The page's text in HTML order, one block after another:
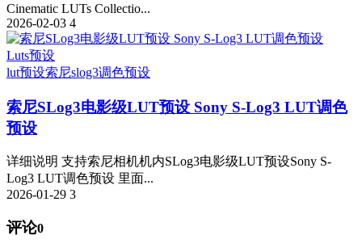
Cinematic LUTs Collectio...
2026-02-03 4
Luts预设
lut预设索尼slog3调色预设
索尼SLog3电影级LUT预设 Sony S-Log3 LUT调色
预设
详细说明 支持索尼相机机内SLog3电影级LUT预设Sony S-
Log3 LUT调色预设 里面...
2026-01-29 3
评论0